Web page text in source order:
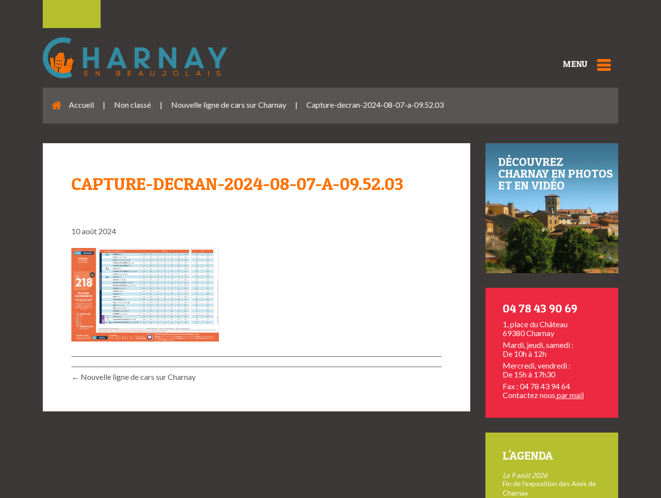
MENU
Accueil | Non classé | Nouvelle ligne de cars sur Charnay | Capture-decran-2024-08-07-a-09.52.03
CAPTURE-DECRAN-2024-08-07-A-09.52.03
10 août 2024
← Nouvelle ligne de cars sur Charnay
DÉCOUVREZ
CHARNAY EN PHOTOS
ET EN VIDÉO
04 78 43 90 69
1, place du Château
69380 Charnay
Mardi, jeudi, samedi :
De 10h à 12h
Mercredi, vendredi :
De 15h à 17h30
Fax : 04 78 43 94 64
Contactez nous par mail
L'AGENDA
Le 9 août 2026
Fin de l’exposition des Amis de
Charnay